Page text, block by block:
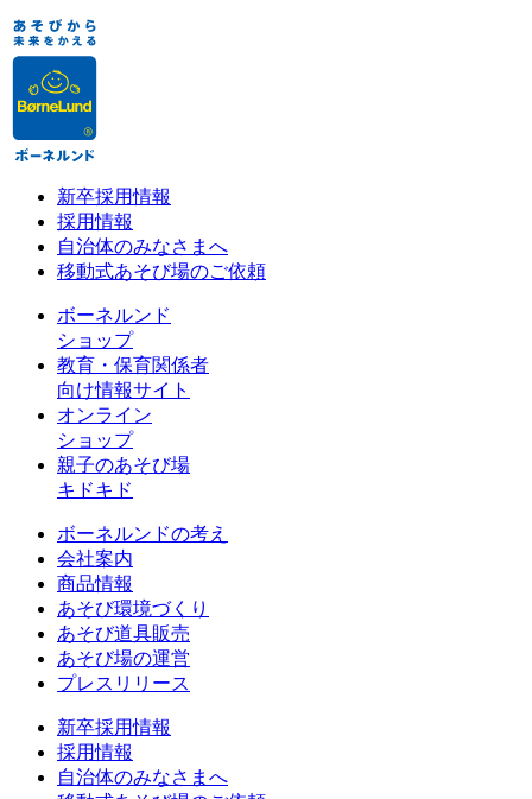
新卒採用情報
採用情報
自治体のみなさまへ
移動式あそび場のご依頼
ボーネルンド
ショップ
教育・保育関係者
向け情報サイト
オンライン
ショップ
親子のあそび場
キドキド
ボーネルンドの考え
会社案内
商品情報
あそび環境づくり
あそび道具販売
あそび場の運営
プレスリリース
新卒採用情報
採用情報
自治体のみなさまへ